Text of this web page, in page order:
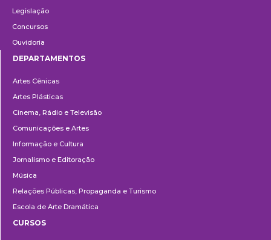
Legislação
Concursos
Ouvidoria
DEPARTAMENTOS
Artes Cênicas
Artes Plásticas
Cinema, Rádio e Televisão
Comunicações e Artes
Informação e Cultura
Jornalismo e Editoração
Música
Relações Públicas, Propaganda e Turismo
Escola de Arte Dramática
CURSOS